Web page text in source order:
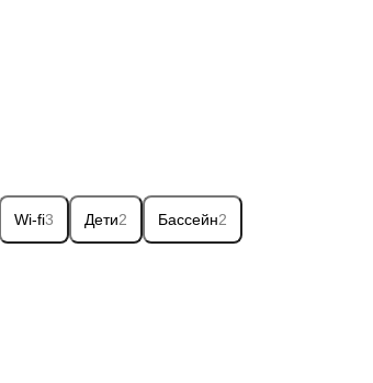
Wi-fi3 Дети2 Бассейн2